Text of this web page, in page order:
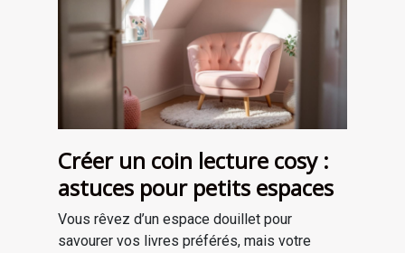
Créer un coin lecture cosy :
astuces pour petits espaces
Vous rêvez d’un espace douillet pour
savourer vos livres préférés, mais votre